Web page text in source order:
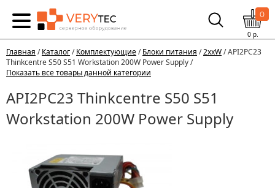
0
0р.
Главная /Каталог/Комплектующие/Блоки питания /2xxW/ API2PC23
Thinkcentre S50 S51 Workstation 200W Power Supply /
Показать все товары данной категории
API2PC23 Thinkcentre S50 S51
Workstation 200W Power Supply